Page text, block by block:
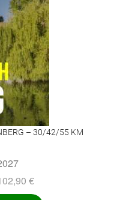
– 30/42/55 KM
€